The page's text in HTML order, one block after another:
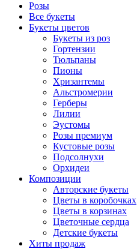
Розы
Все букеты
Букеты цветов
Букеты из роз
Гортензии
Тюльпаны
Пионы
Хризантемы
Альстромерии
Герберы
Лилии
Эустомы
Розы премиум
Кустовые розы
Подсолнухи
Орхидеи
Композиции
Авторские букеты
Цветы в коробочках
Цветы в корзинах
Цветочные сердца
Детские букеты
Хиты продаж